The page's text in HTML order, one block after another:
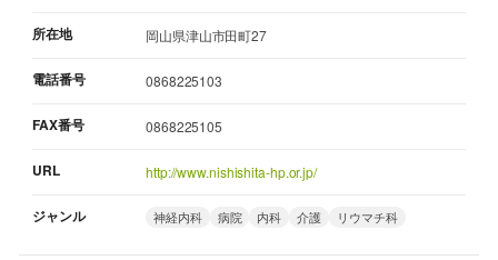
所在地 岡山県津山市田町27
電話番号 0868225103
FAX番号 0868225105
URL http://www.nishishita-hp.or.jp/
ジャンル 神経内科 病院 内科 介護 リウマチ科